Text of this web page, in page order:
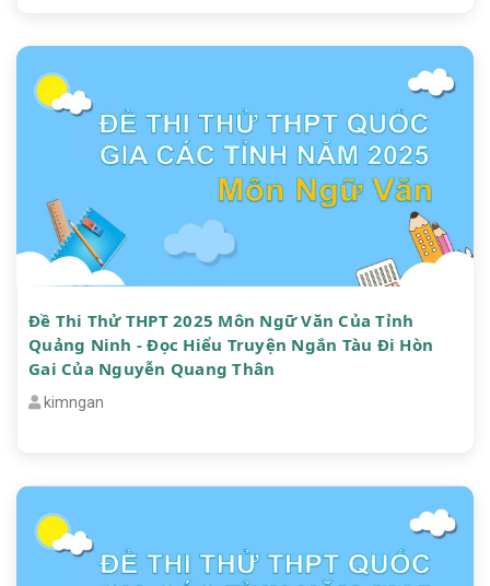
Đề Thi Thử THPT 2025 Môn Ngữ Văn Của Tỉnh
Quảng Ninh - Đọc Hiểu Truyện Ngắn Tàu Đi Hòn
Gai Của Nguyễn Quang Thân
kimngan